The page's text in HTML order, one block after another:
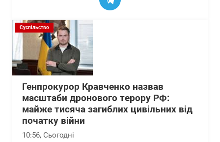
Суспільство
Генпрокурор Кравченко назвав
масштаби дронового терору РФ:
майже тисяча загиблих цивільних від
початку війни
10:56, Сьогодні